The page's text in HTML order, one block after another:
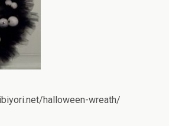
halloween-wreath/